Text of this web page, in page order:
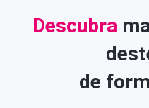
Descubra
de